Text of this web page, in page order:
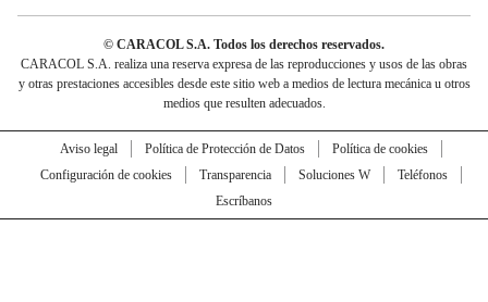
© CARACOL S.A. Todos los derechos reservados.
CARACOL S.A. realiza una reserva expresa de las reproducciones y usos de las obras
y otras prestaciones accesibles desde este sitio web a medios de lectura mecánica u otros
medios que resulten adecuados.
Aviso legal Política de Protección de Datos
Política de cookies
Configuración de cookies
Transparencia Soluciones W
Teléfonos
Escríbanos